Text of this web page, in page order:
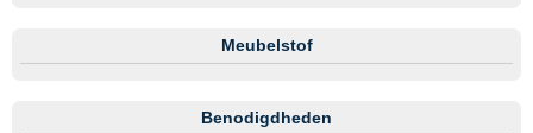
Meubelstof
Benodigdheden